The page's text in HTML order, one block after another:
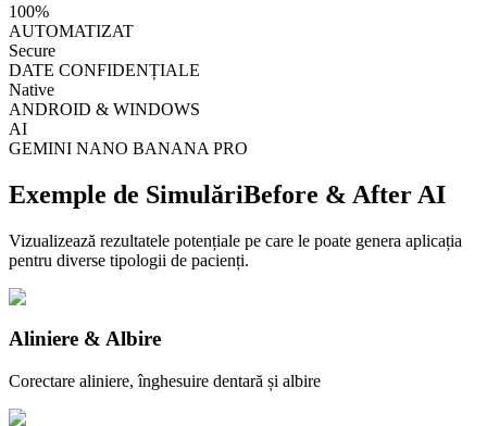
100%
AUTOMATIZAT
Secure
DATE CONFIDENȚIALE
Native
ANDROID & WINDOWS
AI
GEMINI NANO BANANA PRO
Exemple de SimulăriBefore & After AI
Vizualizează rezultatele potențiale pe care le poate genera aplicația
pentru diverse tipologii de pacienți.
Aliniere & Albire
Corectare aliniere, înghesuire dentară și albire